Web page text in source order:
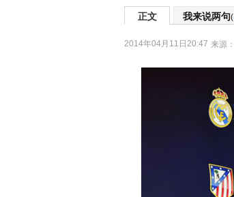
正文 我来说两句(
2014年04月11日20:47 来源：